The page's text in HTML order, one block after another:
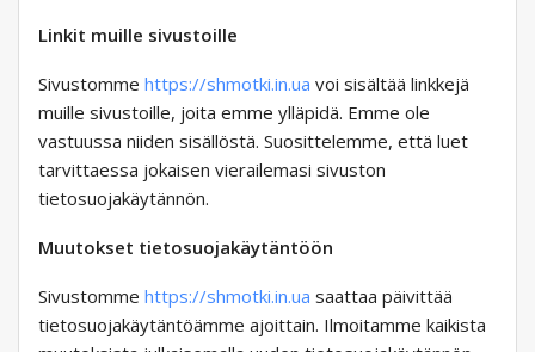
Linkit muille sivustoille
Sivustomme https://shmotki.in.ua voi sisältää linkkejä
muille sivustoille, joita emme ylläpidä. Emme ole
vastuussa niiden sisällöstä. Suosittelemme, että luet
tarvittaessa jokaisen vierailemasi sivuston
tietosuojakäytännön.
Muutokset tietosuojakäytäntöön
Sivustomme https://shmotki.in.ua saattaa päivittää
tietosuojakäytäntöämme ajoittain. Ilmoitamme kaikista